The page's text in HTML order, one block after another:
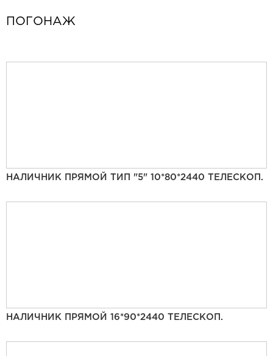
ПОГОНАЖ
НАЛИЧНИК ПРЯМОЙ ТИП "5" 10*80*2440 ТЕЛЕСКОП.
НАЛИЧНИК ПРЯМОЙ 16*90*2440 ТЕЛЕСКОП.